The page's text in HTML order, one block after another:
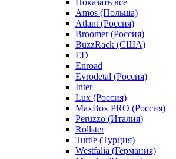
Amos (Польша)
Atlant (Россия)
Broomer (Россия)
BuzzRack (США)
ED
Enroad
Evrodetal (Россия)
Inter
Lux (Россия)
MaxBox PRO (Россия)
Peruzzo (Италия)
Rollster
Turtle (Турция)
Westfalia (Германия)